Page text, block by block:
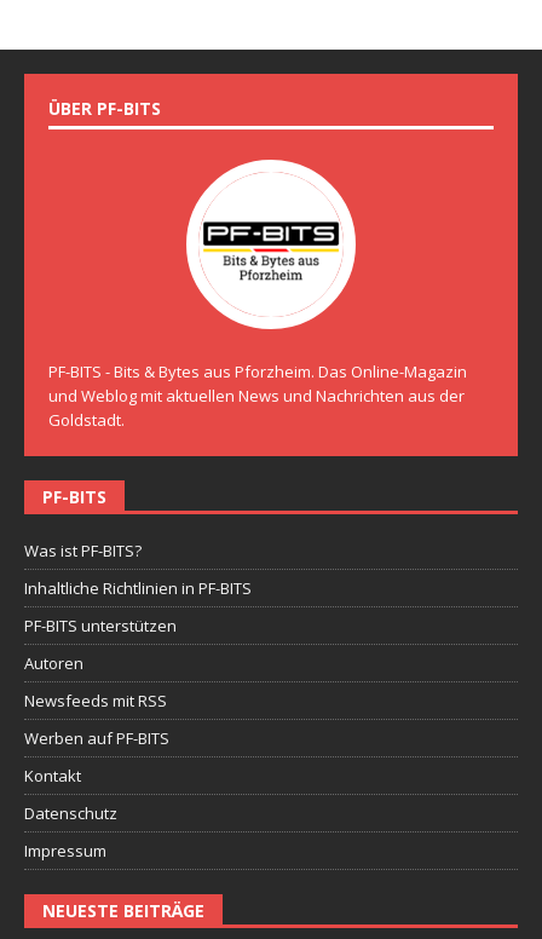
ÜBER PF-BITS
PF-BITS - Bits & Bytes aus Pforzheim. Das Online-Magazin
und Weblog mit aktuellen News und Nachrichten aus der
Goldstadt.
PF-BITS
Was ist PF-BITS?
Inhaltliche Richtlinien in PF-BITS
PF-BITS unterstützen
Autoren
Newsfeeds mit RSS
Werben auf PF-BITS
Kontakt
Datenschutz
Impressum
NEUESTE BEITRÄGE